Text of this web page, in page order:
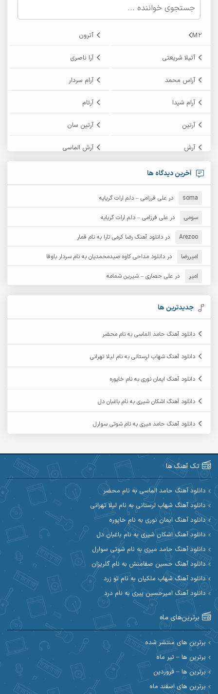
M2 آترون
آتیلا شریعتی آرا ناصری
آراس محمد آرام سردار
آرام شیدا آرتام
آرتین آرتین سان
آرش آرش الماسی
آرش امامی
آرش عثمان
آرش مبهم آرش مستشیری
آرش مهرابی آرش نظری
آرشام
آرکاداش
آرین صیادی
آرین مریدی
آوات بوکانی آوات یگانه
آیت احمدنژاد
ابراهیم شمس ابوالحسن جاویدان
ابی حسینی
احسان آیینفر
احسان امیدوار
احسان حیدری احسان دریادل
احسان رمضانی احسان علیانی
احسان کریمی احسان کمری
آخرین دیدگاه ها
soma در علی فرزامی – دلم ارات گریایه
سومی در علی فرزامی – دلم ارات گریایه
Arezoo در دانلود آهنگ رضا کرمی تارا به نام قمار
امیررضا در دانلود مداحی کاوه صیدمحمدیان به نام سردار باوفا
امیر در علی حصاری – شیرین شمامه
جدیدترین ها
دانلود آهنگ حامد الماسی به نام محضر
دانلود آهنگ شهاب لرستانی به نام لیلا تهرانی
دانلود آهنگ ایمان نوری به نام خاپوره
دانلود آهنگ اشکان شیری به نام باغبان دل
دانلود آهنگ حامد میری به نام شوتی سوارل
تک آهنگ ها
دانلود آهنگ حامد الماسی به نام محضر
دانلود آهنگ شهاب لرستانی به نام لیلا تهرانی
دانلود آهنگ ایمان نوری به نام خاپوره
دانلود آهنگ اشکان شیری به نام باغبان دل
دانلود آهنگ حامد میری به نام شوتی سوارل
دانلود آهنگ حسین صفامنش به نام گلریزان
دانلود آهنگ شهاب ملکیان به نام تو زرد
دانلود آهنگ امیرحسین پیری به نام درد
برترین‌های ماه
برترین های منتشر شده
برترین ها – تیر ماه
برترین ها – فروردین
برترین های اسفند ماه